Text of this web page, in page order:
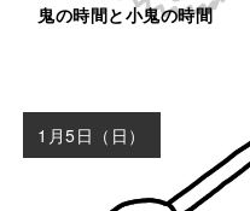
鬼の時間と小鬼の時間
1月5日（日）